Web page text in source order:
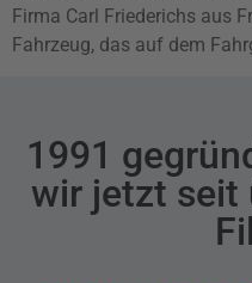
Firma Carl Friederichs aus
Fahrzeug, das auf dem
1991
wir jetzt seit